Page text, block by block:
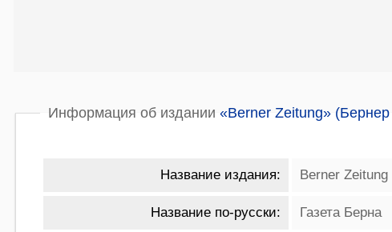
Информация об издании «Berner Zeitung» (Бернер
Название издания: Berner Zeitung
Название по-русски: Газета Берна